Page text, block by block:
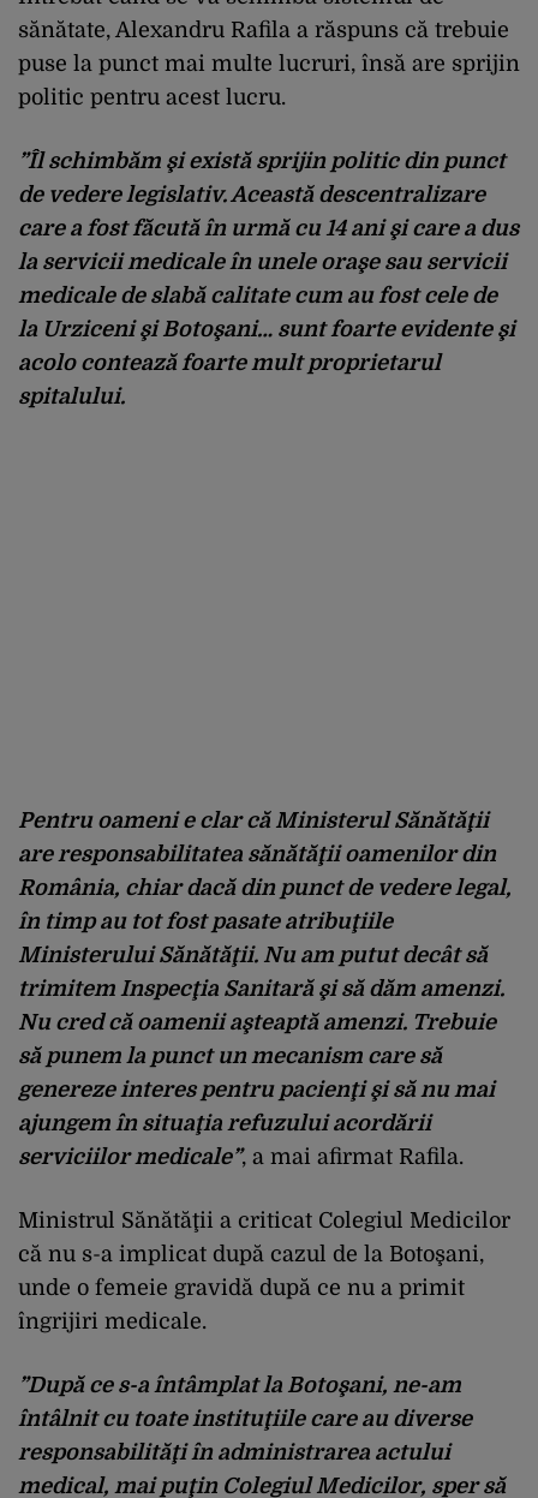
sănătate, Alexandru Rafila a răspuns că trebuie
puse la punct mai multe lucruri, însă are sprijin
politic pentru acest lucru.
”Îl schimbăm şi există sprijin politic din punct
de vedere legislativ. Această descentralizare
care a fost făcută în urmă cu 14 ani şi care a dus
la servicii medicale în unele oraşe sau servicii
medicale de slabă calitate cum au fost cele de
la Urziceni şi Botoşani… sunt foarte evidente şi
acolo contează foarte mult proprietarul
spitalului.
Pentru oameni e clar că Ministerul Sănătăţii
are responsabilitatea sănătăţii oamenilor din
România, chiar dacă din punct de vedere legal,
în timp au tot fost pasate atribuţiile
Ministerului Sănătăţii. Nu am putut decât să
trimitem Inspecţia Sanitară şi să dăm amenzi.
Nu cred că oamenii aşteaptă amenzi. Trebuie
să punem la punct un mecanism care să
genereze interes pentru pacienţi şi să nu mai
ajungem în situaţia refuzului acordării
serviciilor medicale”, a mai afirmat Rafila.
Ministrul Sănătăţii a criticat Colegiul Medicilor
că nu s-a implicat după cazul de la Botoşani,
unde o femeie gravidă după ce nu a primit
îngrijiri medicale.
”După ce s-a întâmplat la Botoşani, ne-am
întâlnit cu toate instituţiile care au diverse
responsabilităţi în administrarea actului
medical, mai puţin Colegiul Medicilor, sper să